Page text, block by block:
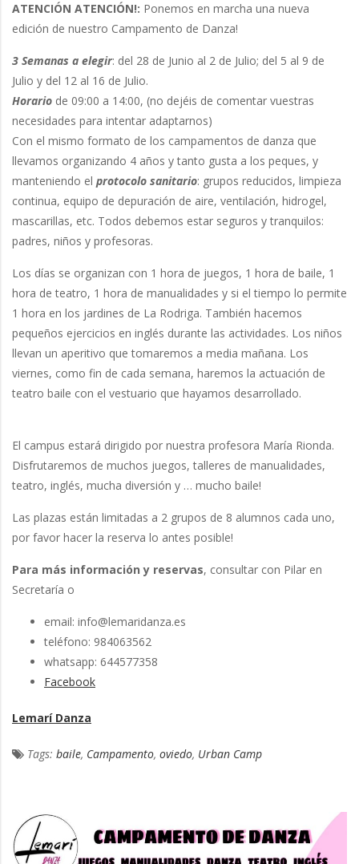
ATENCIÓN ATENCIÓN!: Ponemos en marcha una nueva
edición de nuestro Campamento de Danza!
3 Semanas a elegir: del 28 de Junio al 2 de Julio; del 5 al 9 de
Julio y del 12 al 16 de Julio.
Horario de 09:00 a 14:00, (no dejéis de comentar vuestras
necesidades para intentar adaptarnos)
Con el mismo formato de los campamentos de danza que
llevamos organizando 4 años y tanto gusta a los peques, y
manteniendo el protocolo sanitario: grupos reducidos, limpieza
continua, equipo de depuración de aire, ventilación, hidrogel,
mascarillas, etc. Todos debemos estar seguros y tranquilos:
padres, niños y profesoras.
Los días se organizan con 1 hora de juegos, 1 hora de baile, 1
hora de teatro, 1 hora de manualidades y si el tiempo lo permite
1 hora en los jardines de La Rodriga. También hacemos
pequeños ejercicios en inglés durante las actividades. Los niños
llevan un aperitivo que tomaremos a media mañana. Los
viernes, como fin de cada semana, haremos la actuación de
teatro baile con el vestuario que hayamos desarrollado.
El campus estará dirigido por nuestra profesora María Rionda.
Disfrutaremos de muchos juegos, talleres de manualidades,
teatro, inglés, mucha diversión y … mucho baile!
Las plazas están limitadas a 2 grupos de 8 alumnos cada uno,
por favor hacer la reserva lo antes posible!
Para más información y reservas, consultar con Pilar en
Secretaría o
email: info@lemaridanza.es
teléfono: 984063562
whatsapp: 644577358
Facebook
Lemarí Danza
Tags: baile, Campamento, oviedo, Urban Camp